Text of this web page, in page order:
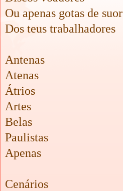
Ou apenas gotas de suor
Dos teus trabalhadores
Antenas
Atenas
Átrios
Artes
Belas
Paulistas
Apenas
Cenários